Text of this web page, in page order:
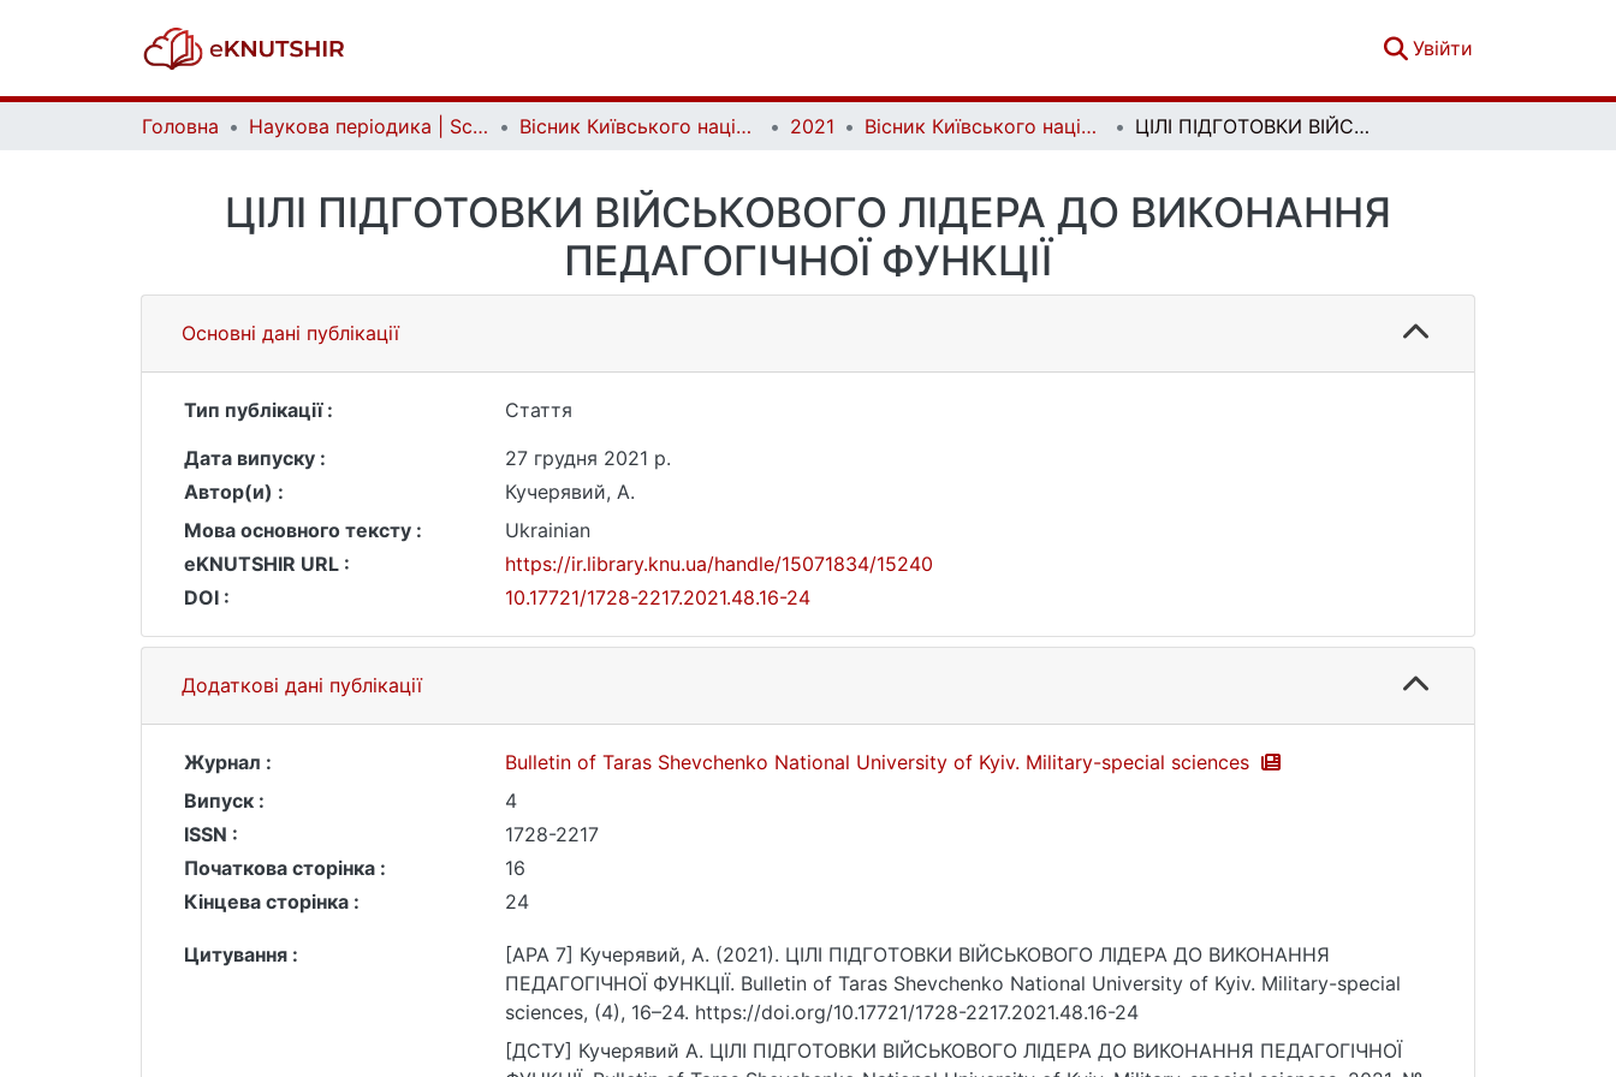
Увійти
Головна Наукова періодика | Scientific periodicals Вісник Київського національного університету імені Тараса Шевченка. Військово-спеціальні науки | Bulletin of Taras Shevchenko National University of Kyiv. Military-special sciences 2021 Вісник Київського національного університету імені Тараса Шевченка. Військово-спеціальні науки. Вип. 4 (48) ЦІЛІ ПІДГОТОВКИ ВІЙСЬКОВОГО ЛІДЕРА ДО ВИКОНАННЯ ПЕДАГОГІЧНОЇ ФУНКЦІЇ
ЦІЛІ ПІДГОТОВКИ ВІЙСЬКОВОГО ЛІДЕРА ДО ВИКОНАННЯ
ПЕДАГОГІЧНОЇ ФУНКЦІЇ
Основні дані публікації
Тип публікації :
Стаття
Дата випуску :
27 грудня 2021 р.
Автор(и) :
Кучерявий, А.
Мова основного тексту :
Ukrainian
eKNUTSHIR URL :
https://ir.library.knu.ua/handle/15071834/15240
DOI :
10.17721/1728-2217.2021.48.16-24
Додаткові дані публікації
Журнал :
Bulletin of Taras Shevchenko National University of Kyiv. Military-special sciences
Випуск :
4
ISSN :
1728-2217
Початкова сторінка :
16
Кінцева сторінка :
24
Цитування :
[APA 7] Кучерявий, А. (2021). ЦІЛІ ПІДГОТОВКИ ВІЙСЬКОВОГО ЛІДЕРА ДО ВИКОНАННЯ
ПЕДАГОГІЧНОЇ ФУНКЦІЇ. Bulletin of Taras Shevchenko National University of Kyiv. Military-special
sciences, (4), 16–24. https://doi.org/10.17721/1728-2217.2021.48.16-24
[ДСТУ] Кучерявий А. ЦІЛІ ПІДГОТОВКИ ВІЙСЬКОВОГО ЛІДЕРА ДО ВИКОНАННЯ ПЕДАГОГІЧНОЇ